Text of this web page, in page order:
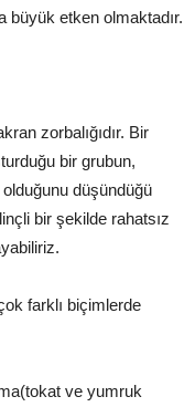
büyük etken olmaktadır.
zorbalığıdır. Bir
bir grubun,
düşündüğü
bir şekilde rahatsız
farklı biçimlerde
ve yumruk